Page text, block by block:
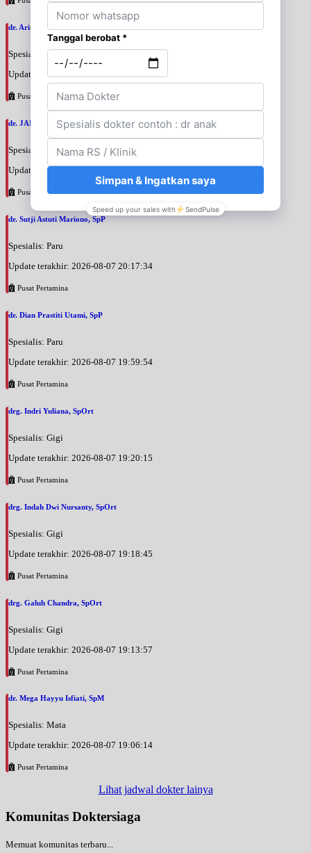
dr. Arini Purwono, SpP
Spesialis: Paru
Update terakhir: 2026-08-07 20:25:58
Pusat Pertamina
dr. JANUAR HABIBI, SpP
Spesialis: Paru
Update terakhir: 2026-08-07 20:23:50
Pusat Pertamina
dr. Sutji Astuti Mariono, SpP
Spesialis: Paru
Update terakhir: 2026-08-07 20:17:34
Pusat Pertamina
dr. Dian Prastiti Utami, SpP
Spesialis: Paru
Update terakhir: 2026-08-07 19:59:54
Pusat Pertamina
drg. Indri Yuliana, SpOrt
Spesialis: Gigi
Update terakhir: 2026-08-07 19:20:15
Pusat Pertamina
drg. Indah Dwi Nursanty, SpOrt
Spesialis: Gigi
Update terakhir: 2026-08-07 19:18:45
Pusat Pertamina
drg. Galuh Chandra, SpOrt
Spesialis: Gigi
Update terakhir: 2026-08-07 19:13:57
Pusat Pertamina
dr. Mega Hayyu Isfiati, SpM
Spesialis: Mata
Update terakhir: 2026-08-07 19:06:14
Pusat Pertamina
Lihat jadwal dokter lainya
Komunitas Doktersiaga
Memuat komunitas terbaru...